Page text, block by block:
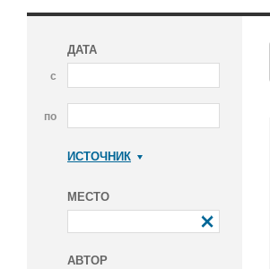
ДАТА
с
по
ИСТОЧНИК
МЕСТО
АВТОР